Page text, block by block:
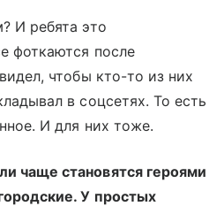
И ребята это
фоткаются после
чтобы кто-то из них
в соцсетях. То есть
И для них тоже.
чаще становятся героями
У простых